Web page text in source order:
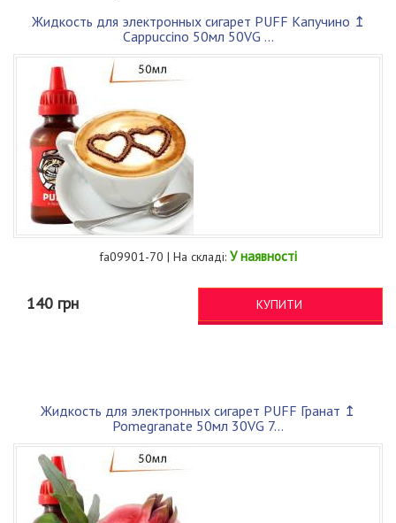
Жидкость для электронных сигарет PUFF Капучино ↥
Cappuccino 50мл 50VG ...
fa09901-70 | На складі: У наявності
140 грн КУПИТИ
Жидкость для электронных сигарет PUFF Гранат ↥
Pomegranate 50мл 30VG 7...